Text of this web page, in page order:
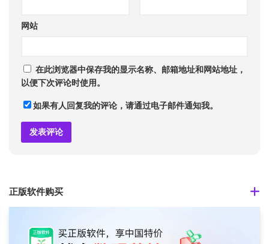
网站
在此浏览器中保存我的显示名称、邮箱地址和网站地址，
以便下次评论时使用。
如果有人回复我的评论，请通过电子邮件通知我。
正版软件购买